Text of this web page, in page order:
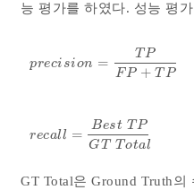
능 평가를 하였다. 성능 평
preci sion =
T P
FP + TP
precis on =TPFP+T
recall =
Best T P
GT T otal
recall =B est TPGT
GT Total은 Ground Truth의